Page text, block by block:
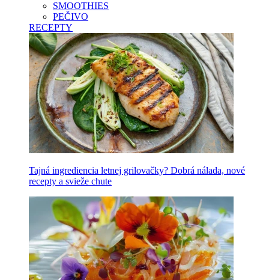
SMOOTHIES
PEČIVO
RECEPTY
Tajná ingrediencia letnej grilovačky? Dobrá nálada, nové
recepty a svieže chute